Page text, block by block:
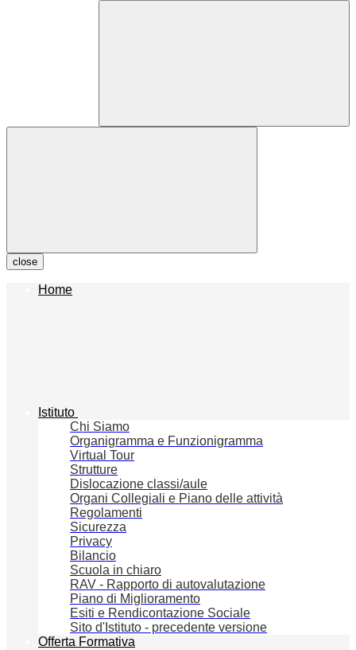
close
Home
Istituto
Chi Siamo
Organigramma e Funzionigramma
Virtual Tour
Strutture
Dislocazione classi/aule
Organi Collegiali e Piano delle attività
Regolamenti
Sicurezza
Privacy
Bilancio
Scuola in chiaro
RAV - Rapporto di autovalutazione
Piano di Miglioramento
Esiti e Rendicontazione Sociale
Sito d'Istituto - precedente versione
Offerta Formativa